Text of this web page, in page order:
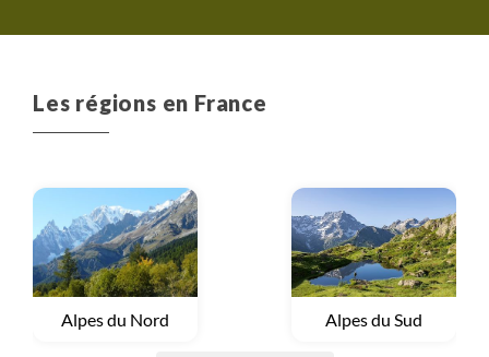
Les régions en France
Voyage
Alpes du Nord Voyage
Alpes du Sud